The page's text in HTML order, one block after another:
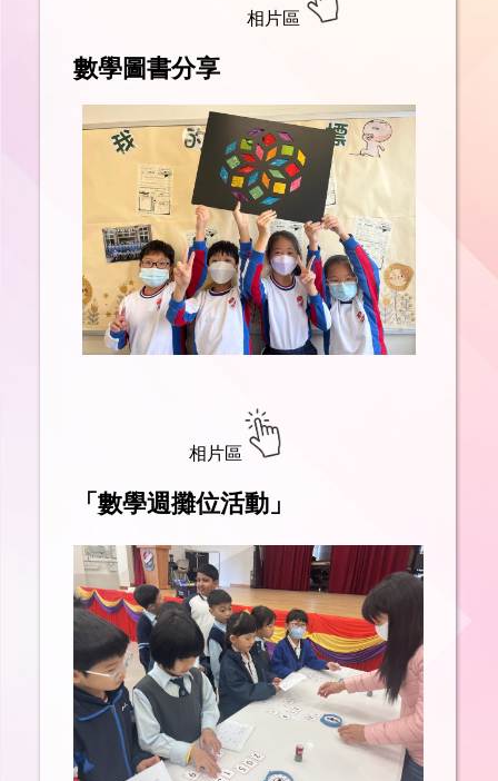
相片區
數學圖書分享
相片區
「數學週攤位活動」